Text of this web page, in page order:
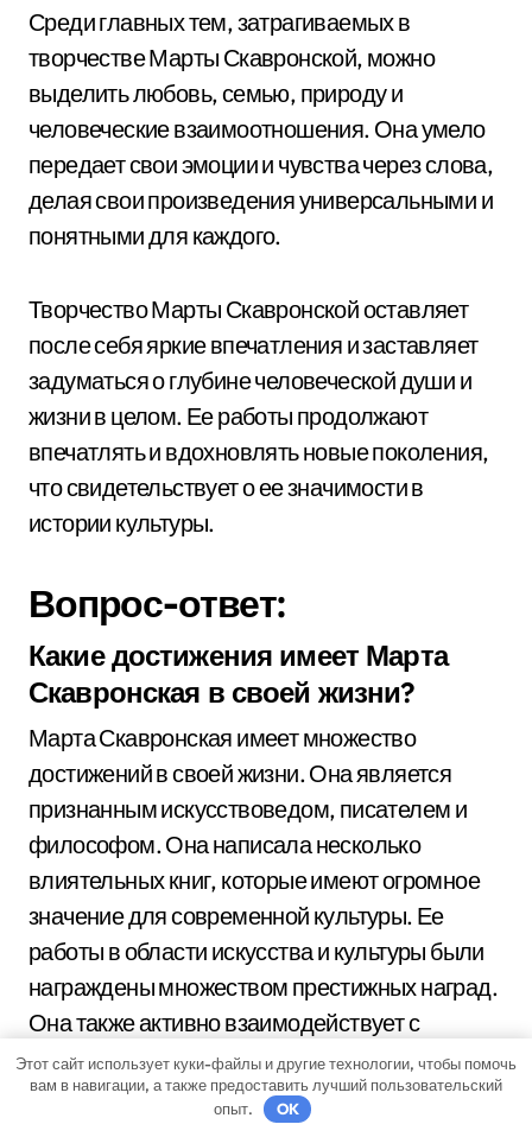
Среди главных тем, затрагиваемых в
творчестве Марты Скавронской, можно
выделить любовь, семью, природу и
человеческие взаимоотношения. Она умело
передает свои эмоции и чувства через слова,
делая свои произведения универсальными и
понятными для каждого.
Творчество Марты Скавронской оставляет
после себя яркие впечатления и заставляет
задуматься о глубине человеческой души и
жизни в целом. Ее работы продолжают
впечатлять и вдохновлять новые поколения,
что свидетельствует о ее значимости в
истории культуры.
Вопрос-ответ:
Какие достижения имеет Марта
Скавронская в своей жизни?
Марта Скавронская имеет множество
достижений в своей жизни. Она является
признанным искусствоведом, писателем и
философом. Она написала несколько
влиятельных книг, которые имеют огромное
значение для современной культуры. Ее
работы в области искусства и культуры были
награждены множеством престижных наград.
Она также активно взаимодействует с
общественностью, организуя лекции и
семинары, чтобы поделиться своими
Этот сайт использует куки-файлы и другие технологии, чтобы помочь
вам в навигации, а также предоставить лучший пользовательский
опыт.
OK